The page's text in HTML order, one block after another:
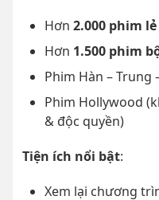
Hơn 2.000 phim lẻ
Hơn 1.500 phim
Phim Hàn – Trung
Phim Hollywood
& độc quyền)
Tiện ích nổi bật:
Xem lại chương